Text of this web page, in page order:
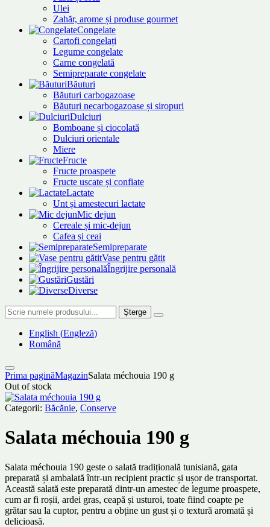
Ulei
Zahăr, arome și produse gourmet
Congelate
Cartofi congelați
Legume congelate
Carne congelată
Semipreparate congelate
Băuturi
Băuturi carbogazoase
Băuturi necarbogazoase și siropuri
Dulciuri
Bomboane și ciocolată
Dulciuri orientale
Miere
Fructe
Fructe proaspete
Fructe uscate și confiate
Lactate
Unt și amestecuri lactate
Mic dejun
Cereale și mic-dejun
Cafea și ceai
Semipreparate
Vase pentru gătit
Îngrijire personală
Gustări
Diverse
Șterge
English (Engleză)
Română
Prima paginăMagazinSalata méchouia 190 g
Out of stock
Categorii: Băcănie, Conserve
Salata méchouia 190 g
Salata méchouia 190 geste o salată tradițională tunisiană, gata
preparată și ambalată într-un recipient practic și ușor de transportat.
Această salată este preparată dintr-un amestec de legume proaspete,
cum ar fi roșii, ardei gras, ceapă și usturoi, toate fiind coapte pe
grătar sau la cuptor, pentru a obține un gust și o textură aromată și
delicioasă.